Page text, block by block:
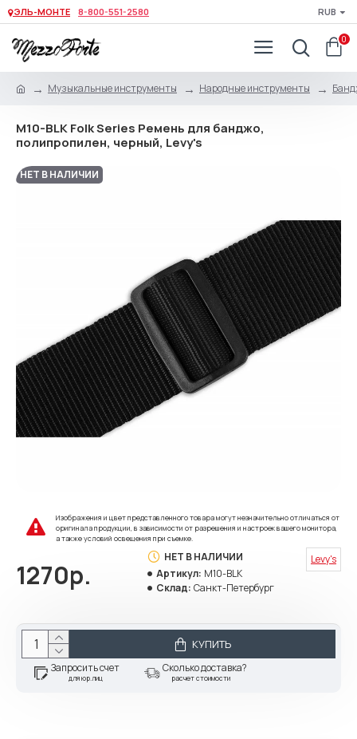
ЭЛЬ-МОНТЕ 8-800-551-2580 RUB
0
Музыкальные инструменты Народные инструменты
M10-BLK Folk Series Ремень для банджо,
полипропилен, черный, Levy's
НЕТ В НАЛИЧИИ
Изображения и цвет представленного товара могут незначительно отличаться от
оригинала продукции, в зависимости от разрешения и настроек вашего монитора,
а также условий освещения при съемке.
1270р.
НЕТ В НАЛИЧИИ
Артикул: M10-BLK
Склад: Санкт-Петербург
Levy's
КУПИТЬ
Запросить счет
для юр.лиц
Сколько доставка?
расчет стоимости